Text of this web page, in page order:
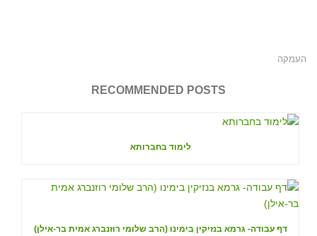
העמקה
RECOMMENDED POSTS
לימוד בחברותא
דף עבודה- גרמא בנזיקין בימינו (הרב שלומי רוזנברג אמית בר-אילן)